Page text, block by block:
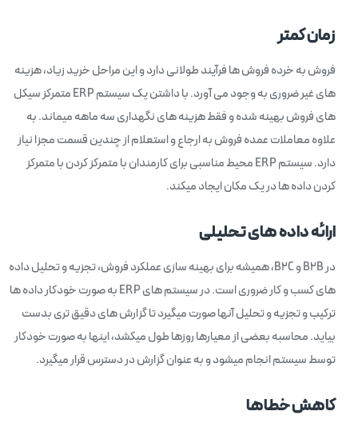
زمان کمتر
فروش به خرده فروش ها فرآیند طولانی دارد و این مراحل خرید زیاد، هزینه
های غیر ضروری به وجود می آورد. با داشتن یک سیستم ERP متمرکز سیکل
های فروش بهینه شده و فقط هزینه های نگهداری سه ماهه میماند. به
علاوه معاملات عمده فروش به ارجاع و استعلام از چندین قسمت مجزا نیاز
دارد. سیستم ERP محیط مناسبی برای کارمندان با متمرکز کردن با متمرکز
کردن داده ها در یک مکان ایجاد میکند.
ارائه داده های تحلیلی
در B2B و B2C، همیشه برای بهینه سازی عملکرد فروش، تجزیه و تحلیل داده
های کسب و کار ضروری است. در سیستم های ERP به صورت خودکار داده ها
ترکیب و تجزیه و تحلیل آنها صورت میگیرد تا گزارش های دقیق تری بدست
بیاید. محاسبه بعضی از معیارها روزها طول میکشد، اینها به صورت خودکار
توسط سیستم انجام میشود و به عنوان گزارش در دسترس قرار میگیرد.
کاهش خطاها